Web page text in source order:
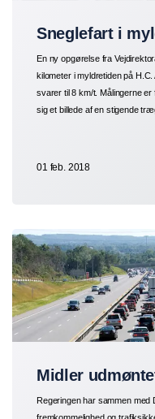
Sneglefart i
En ny opgørelse fra
kilometer i myldretiden på
svarer til 8 km/t. Målingerne
sig et billede af en stigende
01 feb. 2018
Midler
Regeringen har sammen med